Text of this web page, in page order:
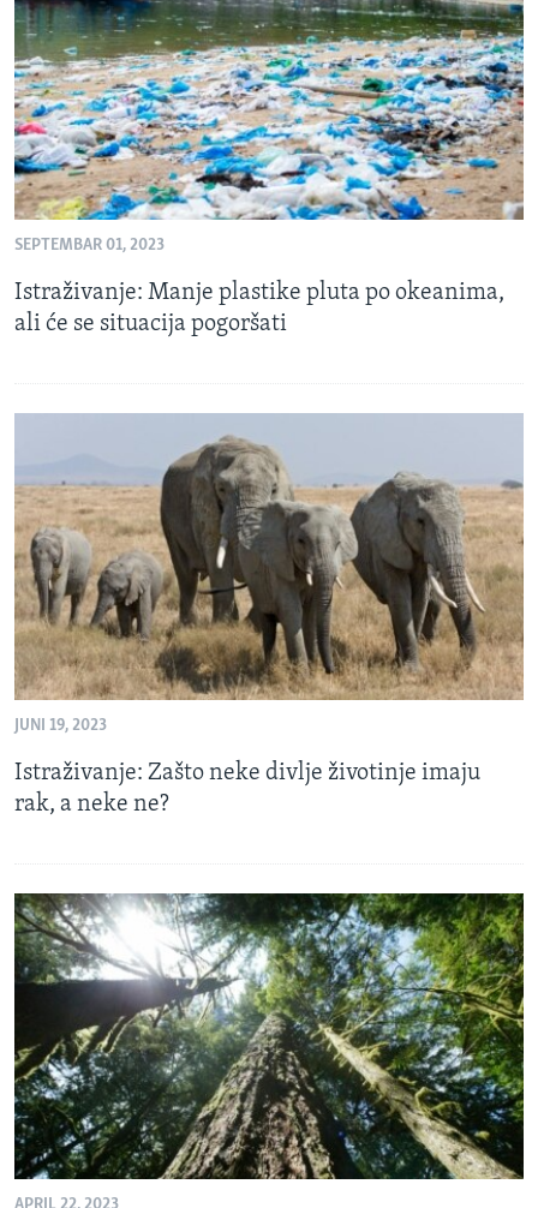
MAGAZIN
O GLASU AMERIKE
Learning English
PRATITE NAS
Jezici
SEPTEMBAR 01, 2023
Istraživanje: Manje plastike pluta po okeanima,
ali će se situacija pogoršati
JUNI 19, 2023
Istraživanje: Zašto neke divlje životinje imaju
rak, a neke ne?